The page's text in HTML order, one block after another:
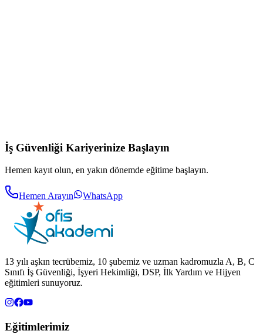
İş Güvenliği Kariyerinize Başlayın
Hemen kayıt olun, en yakın dönemde eğitime başlayın.
Hemen Arayın WhatsApp
13 yılı aşkın tecrübemiz, 10 şubemiz ve uzman kadromuzla A, B, C
Sınıfı İş Güvenliği, İşyeri Hekimliği, DSP, İlk Yardım ve Hijyen
eğitimleri sunuyoruz.
Eğitimlerimiz